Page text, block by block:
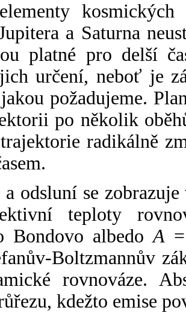
a Saturna
platné pro delší
určení, neboť je
požadujeme.
po několik
radikálně
odsluní se
teploty
Bondovo albedoA
Boltzmannův
rovnováze.
kdežto emise